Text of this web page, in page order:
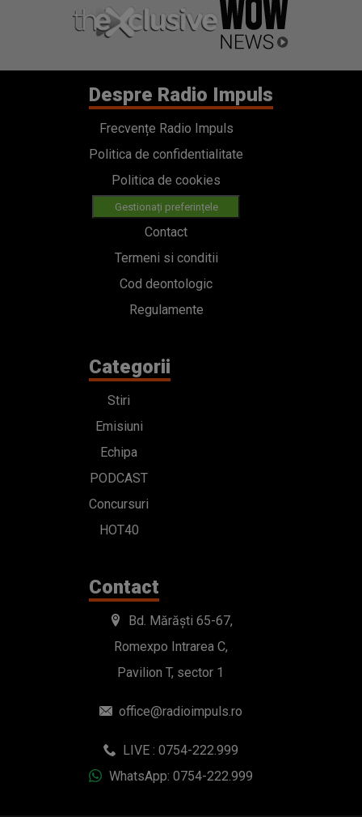
Despre Radio Impuls
Frecvențe Radio Impuls
Politica de confidentialitate
Politica de cookies
Gestionați preferințele
Contact
Termeni si conditii
Cod deontologic
Regulamente
Categorii
Stiri
Emisiuni
Echipa
PODCAST
Concursuri
HOT40
Contact
Bd. Mărăști 65-67,
Romexpo Intrarea C,
Pavilion T, sector 1
office@radioimpuls.ro
LIVE : 0754-222.999
WhatsApp: 0754-222.999